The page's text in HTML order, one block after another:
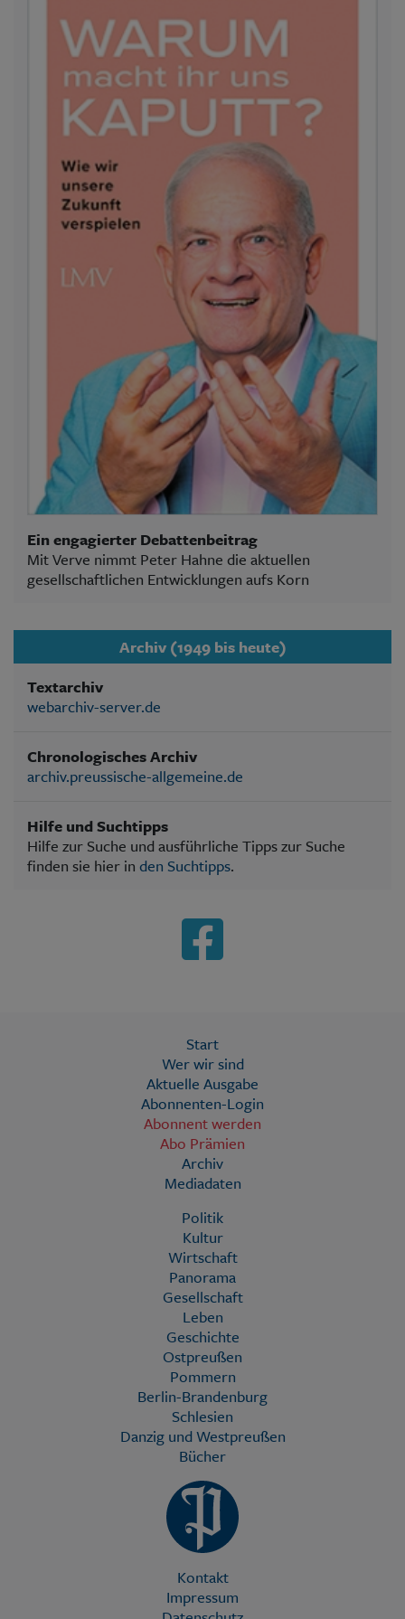
Ein engagierter Debattenbeitrag
Mit Verve nimmt Peter Hahne die aktuellen
gesellschaftlichen Entwicklungen aufs Korn
Archiv (1949 bis heute)
Textarchiv
webarchiv-server.de
Chronologisches Archiv
archiv.preussische-allgemeine.de
Hilfe und Suchtipps
Hilfe zur Suche und ausführliche Tipps zur Suche
finden sie hier in den Suchtipps.
Start
Wer wir sind
Aktuelle Ausgabe
Abonnenten-Login
Abonnent werden
Abo Prämien
Archiv
Mediadaten
Politik
Kultur
Wirtschaft
Panorama
Gesellschaft
Leben
Geschichte
Ostpreußen
Pommern
Berlin-Brandenburg
Schlesien
Danzig und Westpreußen
Bücher
Kontakt
Impressum